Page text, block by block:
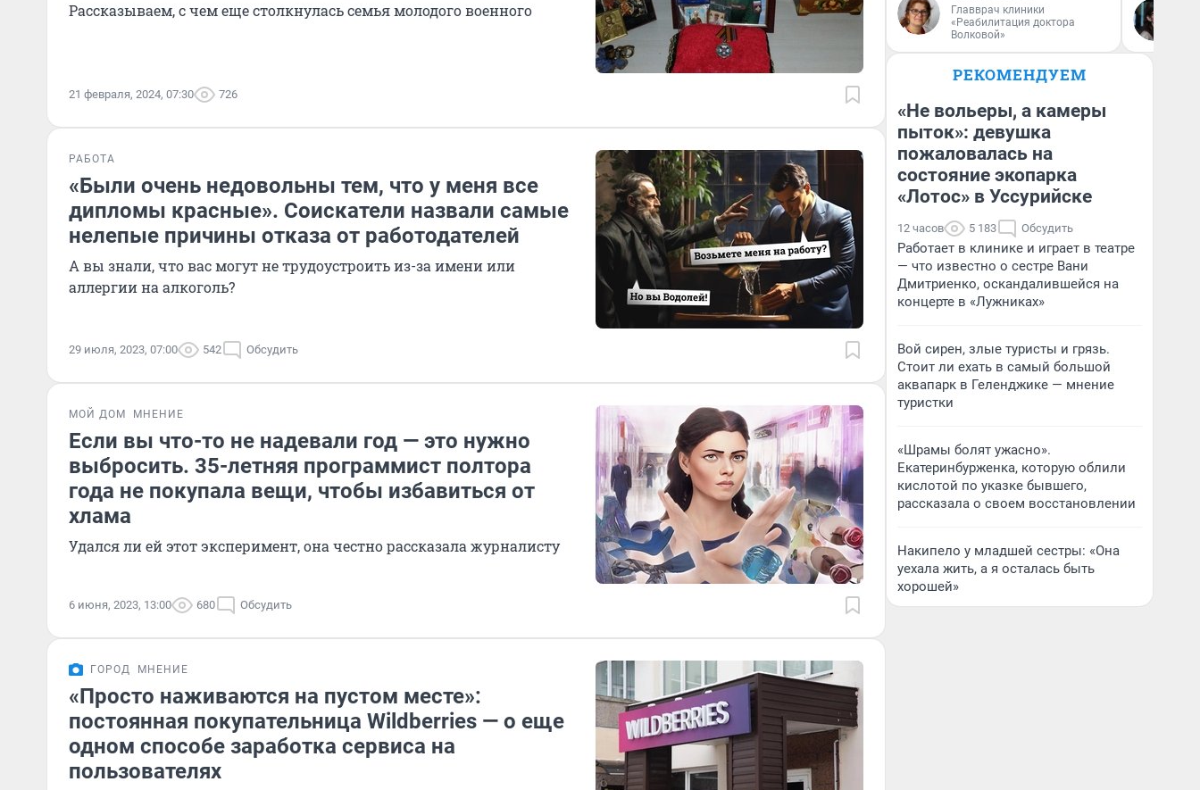
Рассказываем, с чем еще столкнулась семья молодого военного
21 февраля, 2024, 07:30 726
РАБОТА
«Были очень недовольны тем, что у меня все
дипломы красные». Соискатели назвали самые
нелепые причины отказа от работодателей
А вы знали, что вас могут не трудоустроить из-за имени или
аллергии на алкоголь?
29 июля, 2023, 07:00 542 Обсудить
МОЙ ДОМ МНЕНИЕ
Если вы что-то не надевали год — это нужно
выбросить. 35-летняя программист полтора
года не покупала вещи, чтобы избавиться от
хлама
Удался ли ей этот эксперимент, она честно рассказала журналисту
6 июня, 2023, 13:00 680 Обсудить
ГОРОД МНЕНИЕ
«Просто наживаются на пустом месте»:
постоянная покупательница Wildberries — о еще
одном способе заработка сервиса на
пользователях
Главврач клиники
«Реабилитация доктора
Волковой»
РЕКОМЕНДУЕМ
«Не вольеры, а камеры
пыток»: девушка
пожаловалась на
состояние экопарка
«Лотос» в Уссурийске
12 часов 5 183 Обсудить
Работает в клинике и играет в театре
— что известно о сестре Вани
Дмитриенко, оскандалившейся на
концерте в «Лужниках»
Вой сирен, злые туристы и грязь.
Стоит ли ехать в самый большой
аквапарк в Геленджике — мнение
туристки
«Шрамы болят ужасно».
Екатеринбурженка, которую облили
кислотой по указке бывшего,
рассказала о своем восстановлении
Накипело у младшей сестры: «Она
уехала жить, а я осталась быть
хорошей»